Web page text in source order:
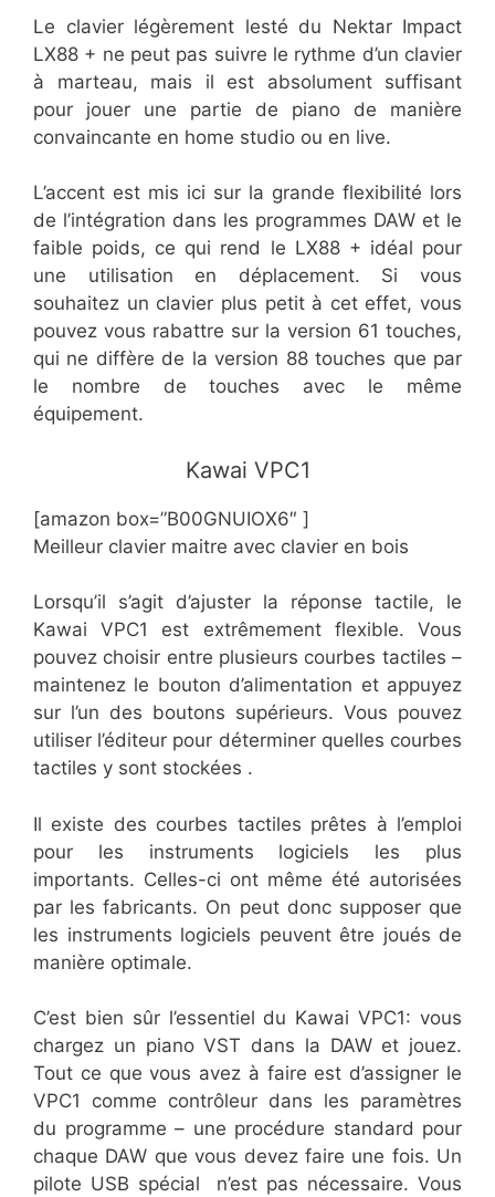
Le clavier légèrement lesté du Nektar Impact
LX88 + ne peut pas suivre le rythme d’un clavier
à marteau, mais il est absolument suffisant
pour jouer une partie de piano de manière
convaincante en home studio ou en live.
L’accent est mis ici sur la grande flexibilité lors
de l’intégration dans les programmes DAW et le
faible poids, ce qui rend le LX88 + idéal pour
une utilisation en déplacement. Si vous
souhaitez un clavier plus petit à cet effet, vous
pouvez vous rabattre sur la version 61 touches,
qui ne diffère de la version 88 touches que par
le nombre de touches avec le même
équipement.
​Kawai VPC1
[amazon box=”​​B00GNUIOX6″ ]
Meilleur clavier maitre avec clavier en bois
Lorsqu’il s’agit d’ajuster la réponse tactile, le
Kawai VPC1 est extrêmement flexible. Vous
pouvez choisir entre plusieurs courbes tactiles –
maintenez le bouton d’alimentation et appuyez
sur l’un des boutons supérieurs. Vous pouvez
utiliser l’éditeur pour déterminer quelles courbes
tactiles y sont stockées .
Il existe des courbes tactiles prêtes à l’emploi
pour les instruments logiciels les plus
importants. Celles-ci ont même été autorisées
par les fabricants. On peut donc supposer que
les instruments logiciels peuvent être joués de
manière optimale.
C’est bien sûr l’essentiel du Kawai VPC1: vous
chargez un piano VST dans la DAW et jouez.
Tout ce que vous avez à faire est d’assigner le
VPC1 comme contrôleur dans les paramètres
du programme – une procédure standard pour
chaque DAW que vous devez faire une fois. Un
pilote USB spécial n’est pas nécessaire. Vous